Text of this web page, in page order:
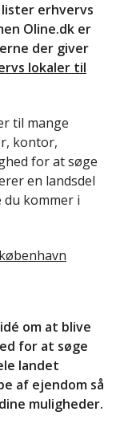
erhvervs
Oline.dk er
der giver
lokaler til
til mange
kontor,
for at søge
en landsdel
kommer i
om at blive
for at søge
landet
af ejendom så
muligheder.